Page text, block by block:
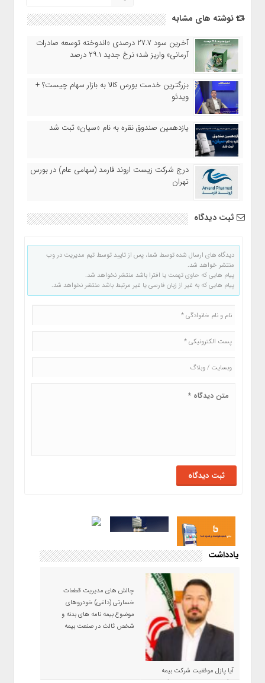
نوشته های مشابه
آخرین سود ۲۷.۷ درصدی «اندوخته توسعه صادرات
آرمانی» واریز شد؛ نرخ جدید ۲۹.۱ درصد
بزرگترین خدمت بورس کالا به بازار سهام چیست؟ +
ویدئو
یازدهمین صندوق نقره به نام «سیان» ثبت شد
درج شرکت زیست اروند فارمد (سهامی عام) در بورس
تهران
ثبت دیدگاه
دیدگاه های ارسال شده توسط شما، پس از تایید توسط تیم مدیریت در وب
منتشر خواهد شد.
پیام هایی که حاوی تهمت یا افترا باشد منتشر نخواهد شد.
پیام هایی که به غیر از زبان فارسی یا غیر مرتبط باشد منتشر نخواهد شد.
یادداشت
آیا پازل موفقیت شرکت بیمه
چالش های مدیریت قطعات
خسارتی (داغی) خودروهای
موضوع بیمه نامه های بدنه و
شخص ثالث در صنعت بیمه